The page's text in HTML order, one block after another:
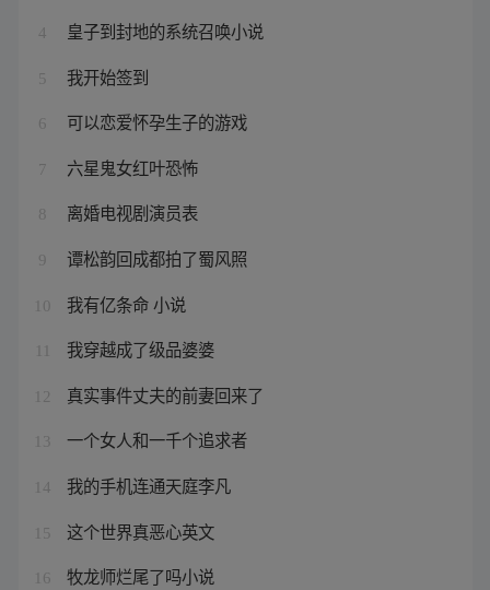
4 皇子到封地的系统召唤小说
5 我开始签到
6 可以恋爱怀孕生子的游戏
7 六星鬼女红叶恐怖
8 离婚电视剧演员表
9 谭松韵回成都拍了蜀风照
10 我有亿条命 小说
我穿越成了级品婆婆
12 真实事件丈夫的前妻回来了
13 一个女人和一千个追求者
14 我的手机连通天庭李凡
15 这个世界真恶心英文
16 牧龙师烂尾了吗小说